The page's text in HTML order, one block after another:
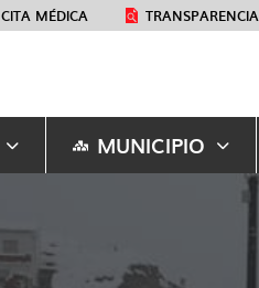
CITA MÉDICA TRANSPARENCIA
MUNICIPIO